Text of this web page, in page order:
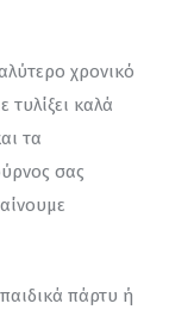
χρονικό
καλά
τα
σας
πάρτυ ή